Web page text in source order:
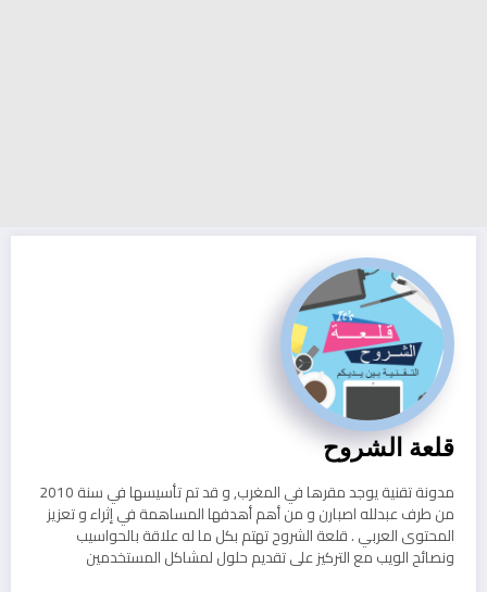
قلعة الشروح
مدونة تقنية يوجد مقرها في المغرب, و قد تم تأسيسها في سنة 2010
من طرف عبدلله اصبارن و من أهم أهدفها المساهمة في إثراء و تعزيز
المحتوى العربي . قلعة الشروح تهتم بكل ما له علاقة بالحواسيب
ونصائح الويب مع التركيز على تقديم حلول لمشاكل المستخدمين